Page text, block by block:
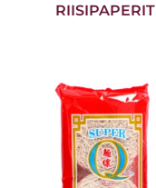
RIISIPAPERIT